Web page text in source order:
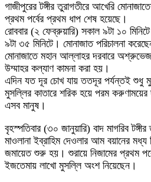
গাজীপুরের টঙ্গীর তুরাগতীরে আখেরি
প্রথম পর্বের প্রথম ধাপ শেষ হয়েছে।
রোববার (২ ফেব্রুয়ারি) সকাল ৯টা ১০
৯টা ৩৫ মিনিটে। মোনাজাত পরিচালনা
মোনাজাতে মহান আল্লাহর দরবারে অশ্রুভেজা
উম্মাহর কল্যাণ কামনা করা হয়।
এদিন যত দূর চোখ যায় ততদূর পর্যন্তই শুধু
মুসল্লির কাতারে শরিক হয়ে পরম করুণাময়ের
এসব মানুষ।
বৃহস্পতিবার (৩০ জানুয়ারি) বাদ মাগরিব
মাওলানা ইব্রাহিম দেওলার আম বয়ানের
জমায়েত শুরু হয়। শুরায়ে নিজামের প্রথম
ইজতেমায় লাখো মুসল্লি অংশ নিয়েছেন।